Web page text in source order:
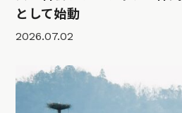
として始動
2026.07.02